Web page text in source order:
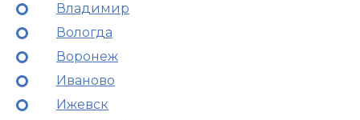
Владимир
Вологда
Воронеж
Иваново
Ижевск